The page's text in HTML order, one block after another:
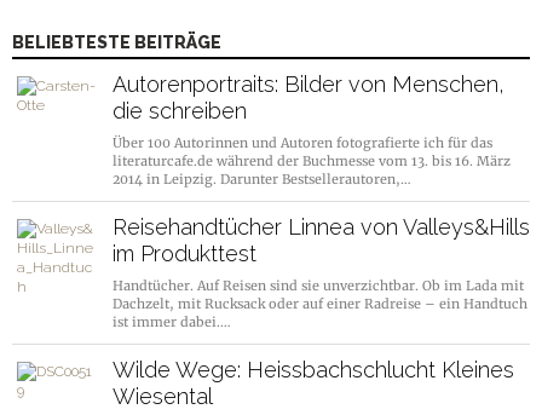
BELIEBTESTE BEITRÄGE
Autorenportraits: Bilder von Menschen,
die schreiben
Über 100 Autorinnen und Autoren fotografierte ich für das
literaturcafe.de während der Buchmesse vom 13. bis 16. März
2014 in Leipzig. Darunter Bestsellerautoren,…
Reisehandtücher Linnea von Valleys&Hills
im Produkttest
Handtücher. Auf Reisen sind sie unverzichtbar. Ob im Lada mit
Dachzelt, mit Rucksack oder auf einer Radreise – ein Handtuch
ist immer dabei.…
Wilde Wege: Heissbachschlucht Kleines
Wiesental